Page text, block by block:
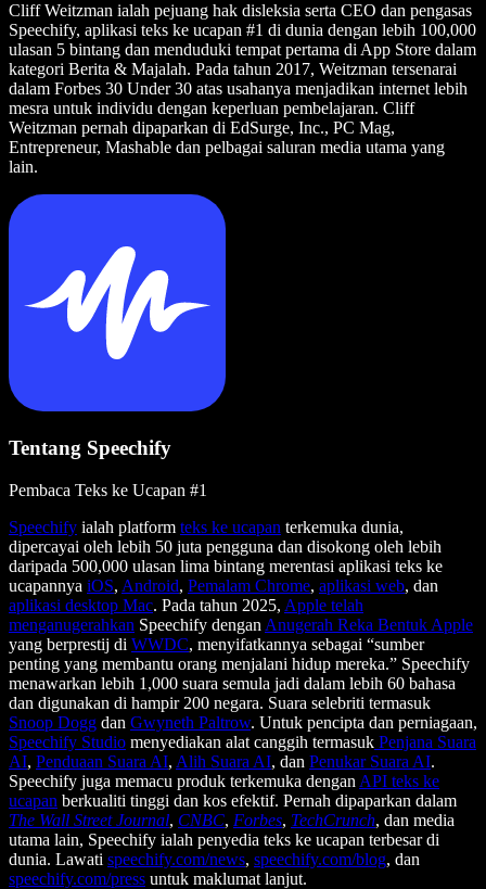
Cliff Weitzman ialah pejuang hak disleksia serta CEO dan pengasas
Speechify, aplikasi teks ke ucapan #1 di dunia dengan lebih 100,000
ulasan 5 bintang dan menduduki tempat pertama di App Store dalam
kategori Berita & Majalah. Pada tahun 2017, Weitzman tersenarai
dalam Forbes 30 Under 30 atas usahanya menjadikan internet lebih
mesra untuk individu dengan keperluan pembelajaran. Cliff
Weitzman pernah dipaparkan di EdSurge, Inc., PC Mag,
Entrepreneur, Mashable dan pelbagai saluran media utama yang
lain.
Tentang Speechify
Pembaca Teks ke Ucapan #1
Speechify ialah platform teks ke ucapan terkemuka dunia,
dipercayai oleh lebih 50 juta pengguna dan disokong oleh lebih
daripada 500,000 ulasan lima bintang merentasi aplikasi teks ke
ucapannya iOS, Android, Pemalam Chrome, aplikasi web, dan
aplikasi desktop Mac. Pada tahun 2025, Apple telah
menganugerahkan Speechify dengan Anugerah Reka Bentuk Apple
yang berprestij di WWDC, menyifatkannya sebagai “sumber
penting yang membantu orang menjalani hidup mereka.” Speechify
menawarkan lebih 1,000 suara semula jadi dalam lebih 60 bahasa
dan digunakan di hampir 200 negara. Suara selebriti termasuk
Snoop Dogg dan Gwyneth Paltrow. Untuk pencipta dan perniagaan,
Speechify Studio menyediakan alat canggih termasuk Penjana Suara
AI, Penduaan Suara AI, Alih Suara AI, dan Penukar Suara AI.
Speechify juga memacu produk terkemuka dengan API teks ke
ucapan berkualiti tinggi dan kos efektif. Pernah dipaparkan dalam
The Wall Street Journal, CNBC, Forbes, TechCrunch, dan media
utama lain, Speechify ialah penyedia teks ke ucapan terbesar di
dunia. Lawati speechify.com/news, speechify.com/blog, dan
speechify.com/press untuk maklumat lanjut.